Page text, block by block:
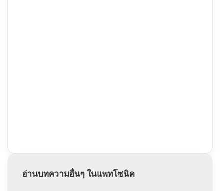
อ่านบทความอื่นๆ ในแพทโซนิค